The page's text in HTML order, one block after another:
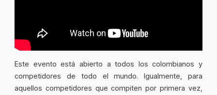
Este evento está abierto a todos los colombianos y
competidores de todo el mundo. Igualmente, para
aquellos competidores que compiten por primera vez,